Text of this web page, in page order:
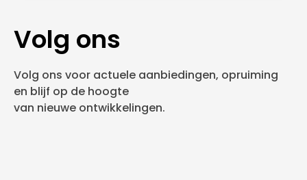
Volg ons
Volg ons voor actuele aanbiedingen, opruiming
en blijf op de hoogte
van nieuwe ontwikkelingen.